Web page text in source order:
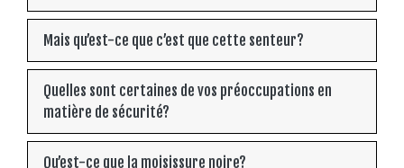
Mais qu’est-ce que c’est que cette senteur?
Quelles sont certaines de vos préoccupations en
matière de sécurité?
Qu’est-ce que la moisissure noire?